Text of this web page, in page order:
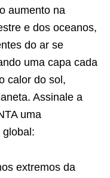
aumento na
e dos oceanos,
do ar se
uma capa cada
calor do sol,
Assinale a
uma
extremos da